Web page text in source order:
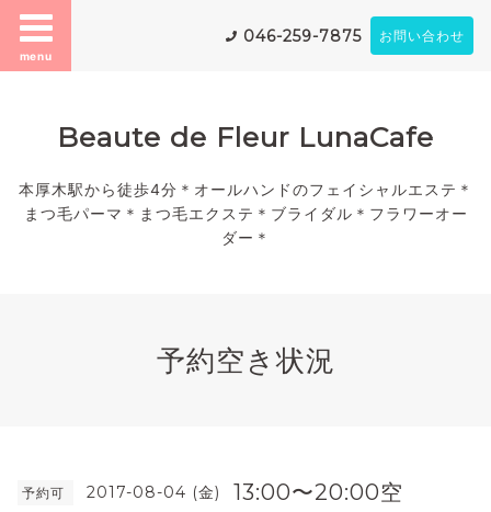
menu
046-259-7875 お問い合わせ
Beaute de Fleur LunaCafe
本厚木駅から徒歩4分＊オールハンドのフェイシャルエステ＊
まつ毛パーマ＊まつ毛エクステ＊ブライダル＊フラワーオー
ダー＊
予約空き状況
予約可 2017-08-04 (金) 13:00〜20:00空